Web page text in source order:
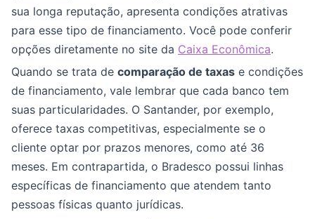
sua longa reputação, apresenta condições atrativas
para esse tipo de financiamento. Você pode conferir
opções diretamente no site da Caixa Econômica.
Quando se trata de comparação de taxas e condições
de financiamento, vale lembrar que cada banco tem
suas particularidades. O Santander, por exemplo,
oferece taxas competitivas, especialmente se o
cliente optar por prazos menores, como até 36
meses. Em contrapartida, o Bradesco possui linhas
específicas de financiamento que atendem tanto
pessoas físicas quanto jurídicas.